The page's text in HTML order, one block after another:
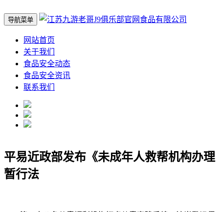
导航菜单
网站首页
关于我们
食品安全动态
食品安全资讯
联系我们
平易近政部发布《未成年人救帮机构办理
暂行法